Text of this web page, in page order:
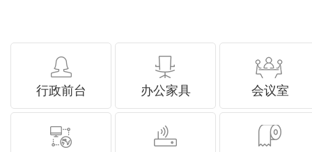
行政前台 办公家具 会议室